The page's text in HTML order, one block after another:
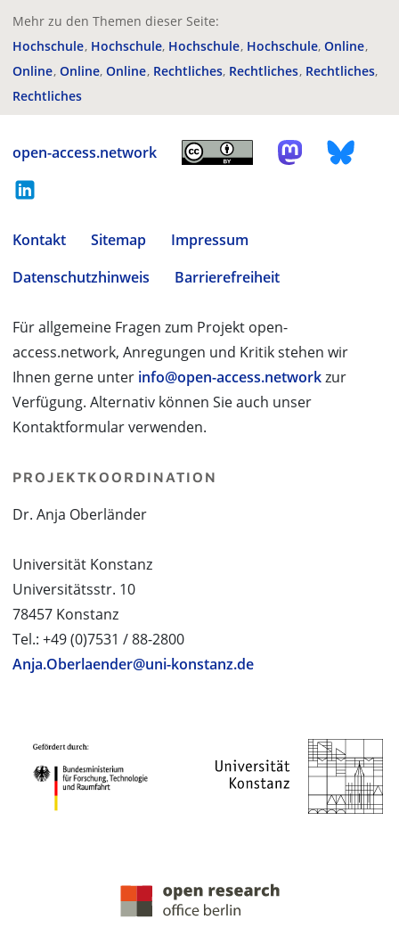
Mehr zu den Themen dieser Seite:
Hochschule Hochschule Hochschule Hochschule Online
Online Online Online Rechtliches Rechtliches Rechtliches
Rechtliches
open-access.network
Kontakt Sitemap
Impressum
Datenschutzhinweis
Barrierefreiheit
Für allgemeine Fragen zum Projekt open-
access.network, Anregungen und Kritik stehen wir
Ihnen gerne unter info@open-access.networkzur
Verfügung. Alternativ können Sie auch unser
Kontaktformular verwenden.
PROJEKTKOORDINATION
Dr. Anja Oberländer
Universität Konstanz
Universitätsstr. 10
78457 Konstanz
Tel.: +49 (0)7531 / 88-2800
Anja.Oberlaender@uni-konstanz.de